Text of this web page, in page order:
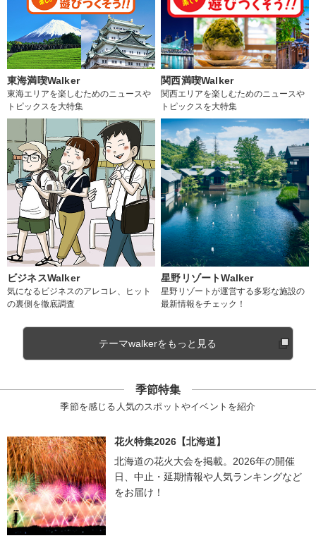
東海満喫Walker
東海エリアを楽しむためのニュースや
トピックスを大特集
関西満喫Walker
関西エリアを楽しむためのニュースや
トピックスを大特集
ビジネスWalker
気になるビジネスのアレコレ、ヒット
の裏側を徹底調査
星野リゾートWalker
星野リゾートが運営する多彩な施設の
最新情報をチェック！
テーマwalkerをもっと見る
季節特集
季節を感じる人気のスポットやイベントを紹介
花火特集2026【北海道】
北海道の花火大会を掲載。2026年の開催
日、中止・延期情報や人気ランキングなど
をお届け！